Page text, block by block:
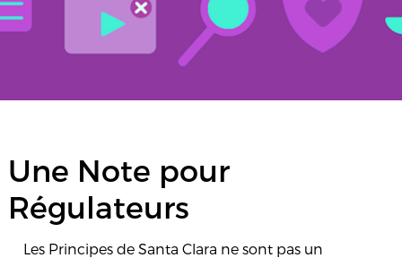
Une Note pour
Régulateurs
Les Principes de Santa Clara ne sont pas un